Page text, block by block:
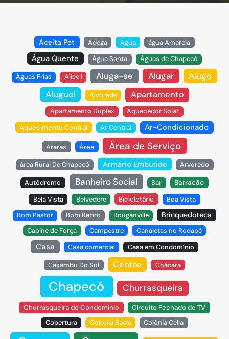
Aceita Pet Adega Água água Amarela
Água Quente Água Santa Águas de Chapecó
Águas Frias Alice I Aluga-se Alugar
Alugo
Aluguel
Alvorada Apartamento
Apartamento Duplex
Aquecedor Solar
Aquecimento Central
Ar Central Ar-Condicionado
Araras Área Área de Serviço
área Rural De Chapecó Armário Embutido Arvoredo
Autódromo Banheiro Social Bar
Barracão
Bela Vista
Belvedere Bicicletário
Boa Vista
Bom Pastor
Bom Retiro Bouganville Brinquedoteca
Cabine de Força Campestre Canaletas no Rodapé
Casa Casa comercial Casa em Condomínio
Caxambu Do Sul Centro Chácara
Chapecó Churrasqueira
Churrasqueira do Condomínio
Circuito Fechado de TV
Cobertura
Colonia Bacia Colônia Cella